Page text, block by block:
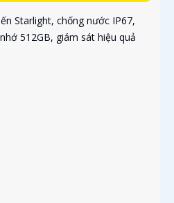
Starlight, chống nước IP67,
512GB, giám sát hiệu quả